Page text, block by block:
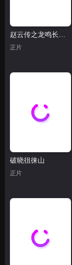
赵云传之龙鸣长坂坡
正片
破晓徂徕山
正片